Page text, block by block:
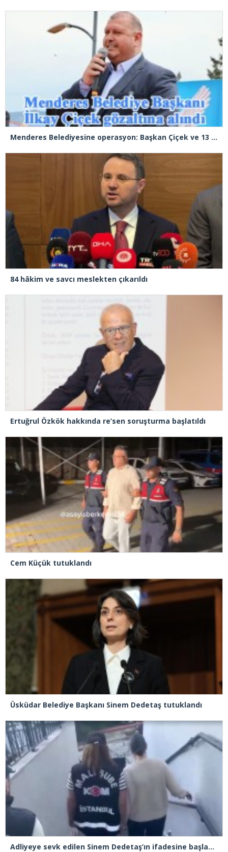
Menderes Belediyesine operasyon: Başkan Çiçek ve 13 kişi gözaltında
84 hâkim ve savcı meslekten çıkarıldı
Ertuğrul Özkök hakkında re’sen soruşturma başlatıldı
Cem Küçük tutuklandı
Üsküdar Belediye Başkanı Sinem Dedetaş tutuklandı
Adliyeye sevk edilen Sinem Dedetaş’ın ifadesine başlandı